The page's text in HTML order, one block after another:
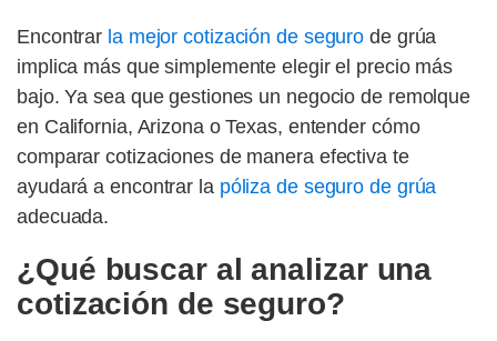
Encontrar la mejor cotización de seguro de grúa
implica más que simplemente elegir el precio más
bajo. Ya sea que gestiones un negocio de remolque
en California, Arizona o Texas, entender cómo
comparar cotizaciones de manera efectiva te
ayudará a encontrar lapóliza de seguro de grúa
adecuada.
¿Qué buscar al analizar una
cotización de seguro?